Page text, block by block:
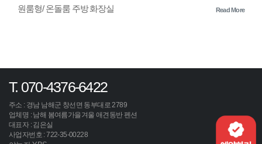
원룸형/ 온돌룸 주방 화장실 Read More
T. 070-4376-6422
주소 : 경남 남해군 창선면 동부대로 2789
업체명 : 남해 봄여름가을겨울 애견동반 펜션
대표자 : 김은실
사업자번호 : 722-35-00228